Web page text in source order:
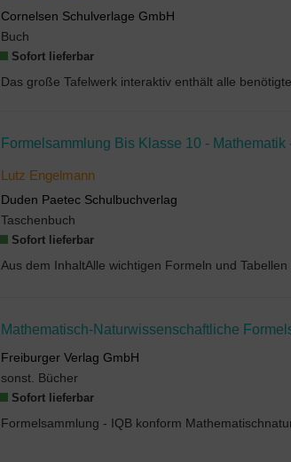
Cornelsen Schulverlage GmbH
Buch
Sofort lieferbar
Lutz Engelmann
Duden Paetec Schulbuchverlag
Taschenbuch
Sofort lieferbar
Freiburger Verlag GmbH
sonst. Bücher
Sofort lieferbar